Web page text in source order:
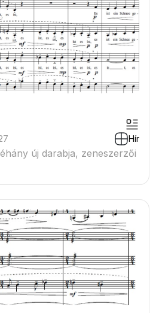
Hír
új darabja, zeneszerzői